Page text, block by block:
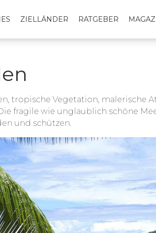
ZIELLÄNDER RATGEBER
tropische Vegetation, malerische
fragile wie unglaublich schöne
und schützen.